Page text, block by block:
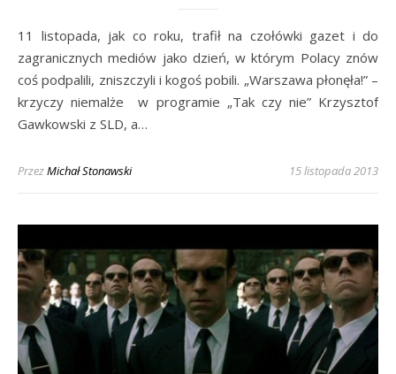
11 listopada, jak co roku, trafił na czołówki gazet i do
zagranicznych mediów jako dzień, w którym Polacy znów
coś podpalili, zniszczyli i kogoś pobili. „Warszawa płonęła!” –
krzyczy niemalże w programie „Tak czy nie” Krzysztof
Gawkowski z SLD, a…
PrzezMichał Stonawski 15 listopada 2013